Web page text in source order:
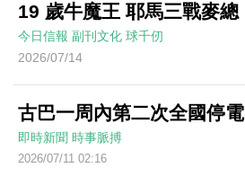
19 歲牛魔王 耶馬三戰麥總
今日信報 副刊文化 球千仞
2026/07/14
古巴一周內第二次全國停電
即時新聞 時事脈搏
2026/07/11 02:16